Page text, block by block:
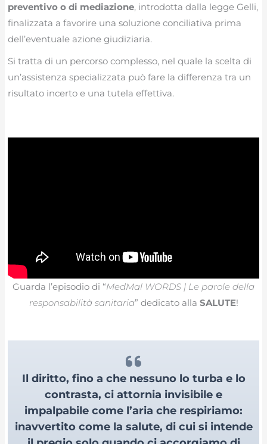
preventivo o di mediazione, introdotta dalla legge Gelli,
finalizzata a favorire una soluzione conciliativa prima
dell’eventuale azione giudiziaria.
Si tratta di un percorso complesso, nel quale la scelta di
un’assistenza specializzata può fare la differenza tra un
risultato incerto e una tutela effettiva.
Guarda l’episodio di “MedMal WORDS | Le parole della
responsabilità sanitaria” dedicato alla SALUTE!
Il diritto, fino a che nessuno lo turba e lo
contrasta, ci attornia invisibile e
impalpabile come l’aria che respiriamo:
inavvertito come la salute, di cui si intende